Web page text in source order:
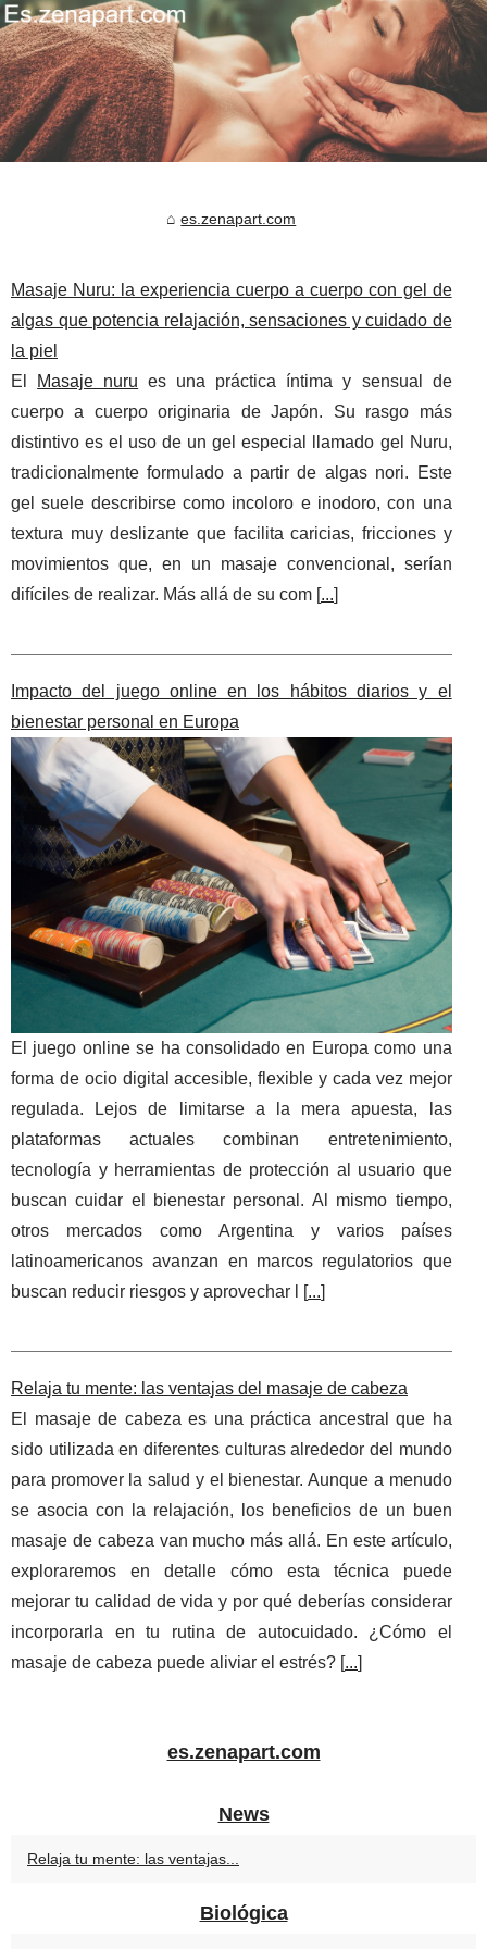
es.zenapart.com
Masaje Nuru: la experiencia cuerpo a cuerpo con gel de
algas que potencia relajación, sensaciones y cuidado de
la piel
El
Masaje nuru es una práctica íntima y sensual de
cuerpo a cuerpo originaria de Japón. Su rasgo más
distintivo es el uso de un gel especial llamado gel Nuru,
tradicionalmente formulado a partir de algas nori. Este
gel suele describirse como incoloro e inodoro, con una
textura muy deslizante que facilita caricias, fricciones y
movimientos que, en un masaje convencional, serían
difíciles de realizar. Más allá de su com [...]
Impacto del juego online en los hábitos diarios y el
bienestar personal en Europa
El juego online se ha consolidado en Europa como una
forma de ocio digital accesible, flexible y cada vez mejor
regulada. Lejos de limitarse a la mera apuesta, las
plataformas actuales combinan entretenimiento,
tecnología y herramientas de protección al usuario que
buscan cuidar el bienestar personal. Al mismo tiempo,
otros mercados como Argentina y varios países
latinoamericanos avanzan en marcos regulatorios que
buscan reducir riesgos y aprovechar l [...]
Relaja tu mente: las ventajas del masaje de cabeza
El masaje de cabeza es una práctica ancestral que ha
sido utilizada en diferentes culturas alrededor del mundo
para promover la salud y el bienestar. Aunque a menudo
se asocia con la relajación, los beneficios de un buen
masaje de cabeza van mucho más allá. En este artículo,
exploraremos en detalle cómo esta técnica puede
mejorar tu calidad de vida y por qué deberías considerar
incorporarla en tu rutina de autocuidado. ¿Cómo el
masaje de cabeza puede aliviar el estrés? [...]
es.zenapart.com
News
Relaja tu mente: las ventajas...
Biológica